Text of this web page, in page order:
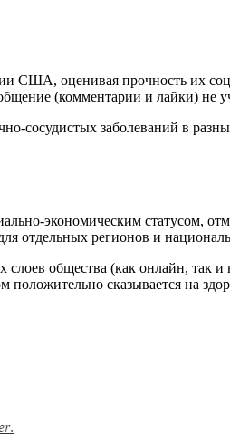
США, оценивая прочность их
(комментарии и лайки) не
сосудистых заболеваний в
экономическим статусом,
отдельных регионов и
общества (как онлайн, так
сказывается на